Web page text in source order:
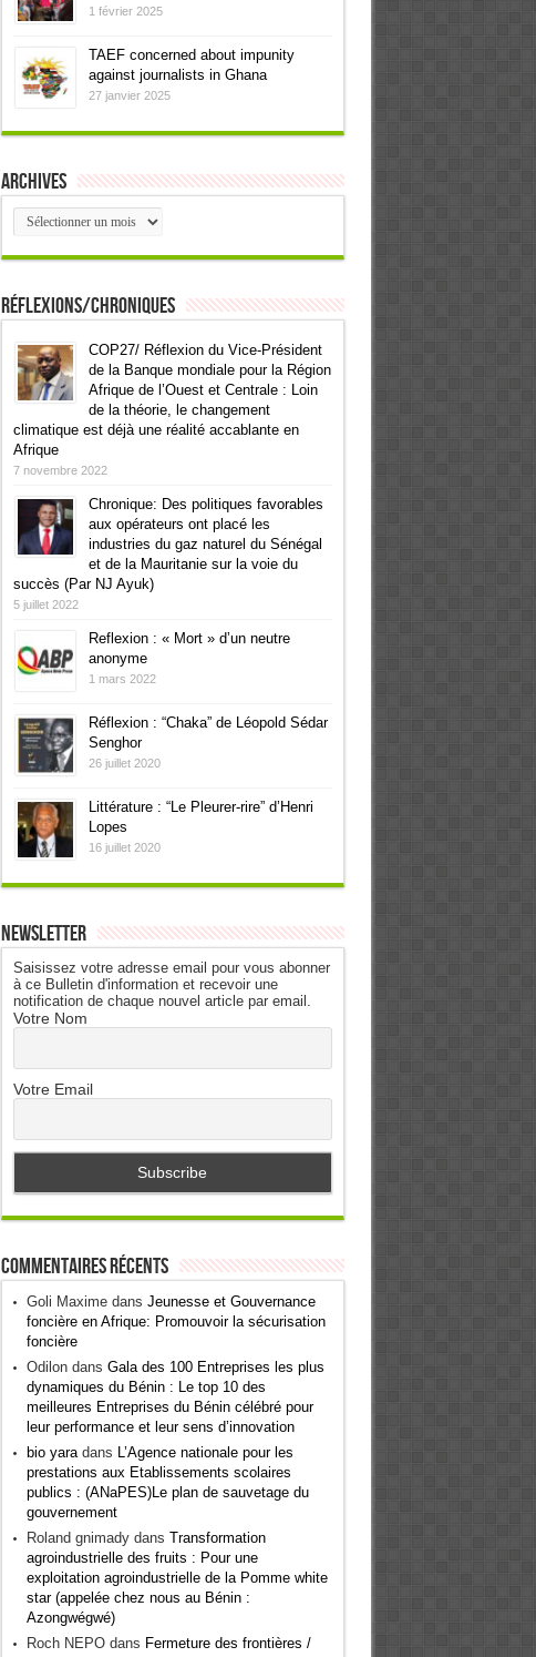
1 février 2025
TAEF concerned about impunity
against journalists in Ghana
27 janvier 2025
Archives
Archives
Réflexions/Chroniques
COP27/ Réflexion du Vice-Président
de la Banque mondiale pour la Région
Afrique de l’Ouest et Centrale : Loin
de la théorie, le changement
climatique est déjà une réalité accablante en
Afrique
7 novembre 2022
Chronique: Des politiques favorables
aux opérateurs ont placé les
industries du gaz naturel du Sénégal
et de la Mauritanie sur la voie du
succès (Par NJ Ayuk)
5 juillet 2022
Reflexion : « Mort » d’un neutre
anonyme
1 mars 2022
Réflexion : “Chaka” de Léopold Sédar
Senghor
26 juillet 2020
Littérature : “Le Pleurer-rire” d’Henri
Lopes
16 juillet 2020
Newsletter
Saisissez votre adresse email pour vous abonner
à ce Bulletin d'information et recevoir une
notification de chaque nouvel article par email.
Votre Nom
Votre Email
Commentaires récents
Goli Maximedans Jeunesse et Gouvernance
foncière en Afrique: Promouvoir la sécurisation
foncière
Odilondans Gala des 100 Entreprises les plus
dynamiques du Bénin : Le top 10 des
meilleures Entreprises du Bénin célébré pour
leur performance et leur sens d’innovation
bio yaradans L’Agence nationale pour les
prestations aux Etablissements scolaires
publics : (ANaPES)Le plan de sauvetage du
gouvernement
Roland gnimadydans Transformation
agroindustrielle des fruits : Pour une
exploitation agroindustrielle de la Pomme white
star (appelée chez nous au Bénin :
Azongwégwé)
Roch NEPOdans Fermeture des frontières /